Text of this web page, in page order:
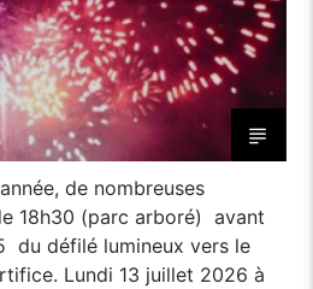
de nombreuses
18h30 (parc arboré) avant
du défilé lumineux vers le
Lundi 13 juillet 2026 à